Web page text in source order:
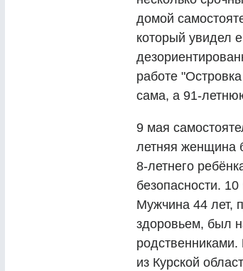
домой
который увидел
работе
сама, а 91-
9 мая
летняя женщина
8-летнего
безопасности.
Мужчина 44 лет,
здоровьем, был
из Курской